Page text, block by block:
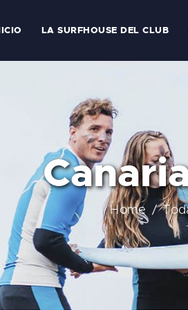
LA SURFHOUSE DEL CLUB
Home